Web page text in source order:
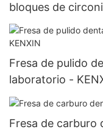
bloques de
Fresa de pulido
laboratorio -
Fresa de carburo